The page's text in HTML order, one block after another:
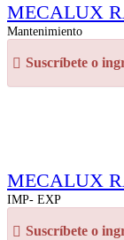
MECALUX
Mantenimiento
Suscríbete o
MECALUX
IMP- EXP
Suscríbete o